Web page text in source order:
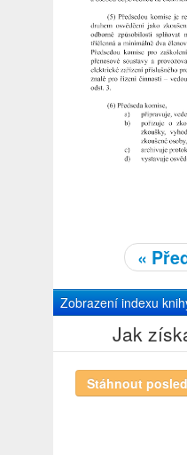
«
Zobrazení indexu
Jak